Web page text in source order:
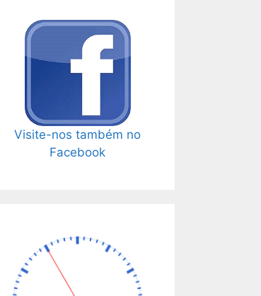
Visite-nos também no
Facebook